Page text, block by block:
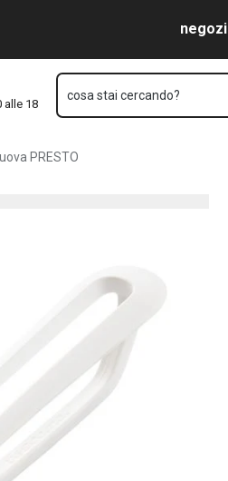
negozi
alle 18
cosa stai cercando?
PRESTO